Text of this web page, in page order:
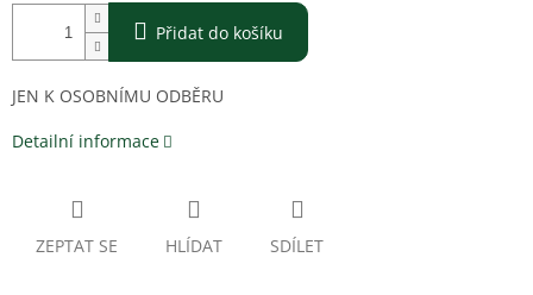
Přidat do košíku
JEN K OSOBNÍMU ODBĚRU
Detailní informace
ZEPTAT SE HLÍDAT SDÍLET